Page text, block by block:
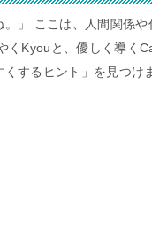
。」 ここは、人間関係
くKyouと、優しく導く
するヒント」を見つけ